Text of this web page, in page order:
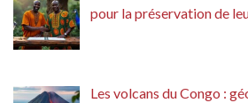
pour la préservation de
Les volcans du Congo :